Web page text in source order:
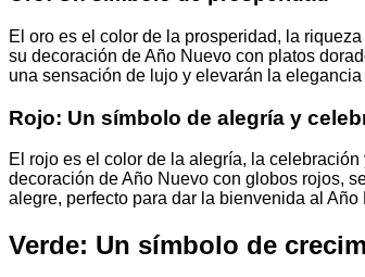
El oro es el color de la prosperidad, la
su decoración de Año Nuevo con platos
una sensación de lujo y elevarán la
Rojo: Un símbolo de alegría y
El rojo es el color de la alegría, la
decoración de Año Nuevo con globos rojos,
alegre, perfecto para dar la bienvenida al
Verde: Un símbolo de